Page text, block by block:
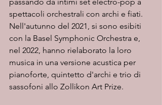
spettacoli orchestrali con archi e fiati.
Nell'autunno del 2021, si sono esibiti
con la Basel Symphonic Orchestra e,
nel 2022, hanno rielaborato la loro
musica in una versione acustica per
pianoforte, quintetto d'archi e trio di
sassofoni allo Zollikon Art Prize.